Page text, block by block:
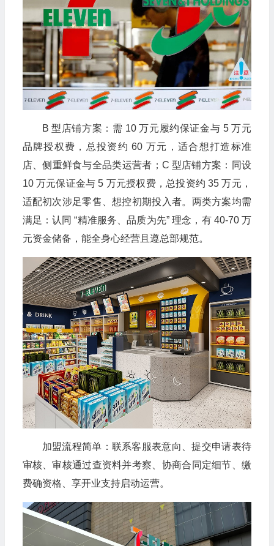
B 型店铺方案：需 10 万元履约保证金与 5 万元
品牌授权费，总投资约 60 万元，适合想打造标准
店、侧重鲜食与全品类运营者；C 型店铺方案：同设
10 万元保证金与 5 万元授权费，总投资约 35 万元，
适配初次涉足零售、想控初期投入者。两类方案均需
满足：认同 “精准服务、品质为先” 理念，有 40-70 万
元资金储备，能全身心经营且遵总部规范。
加盟流程简单：联系客服表意向、提交申请表待
审核、审核通过查资料并考察、协商合同定细节、缴
费确资格、享开业支持启动运营。